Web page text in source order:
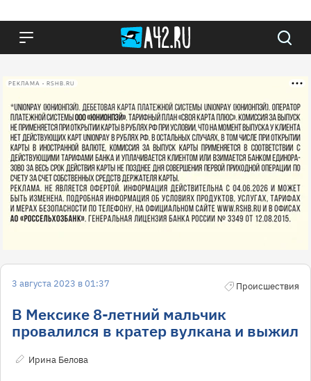
РЕКЛАМА • RSHB.RU
3 августа 2023 в 01:37 Происшествия
В Мексике 8-летний мальчик
провалился в кратер вулкана и выжил
Ирина Белова